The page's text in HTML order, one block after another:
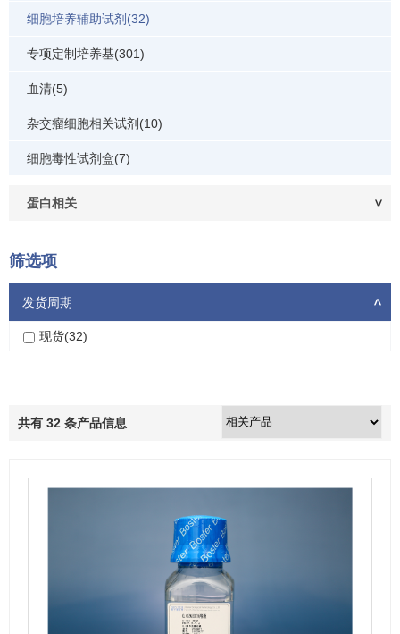
细胞培养辅助试剂(32)
专项定制培养基(301)
血清(5)
杂交瘤细胞相关试剂(10)
细胞毒性试剂盒(7)
蛋白相关
筛选项
发货周期 >
现货(32)
共有 32 条产品信息